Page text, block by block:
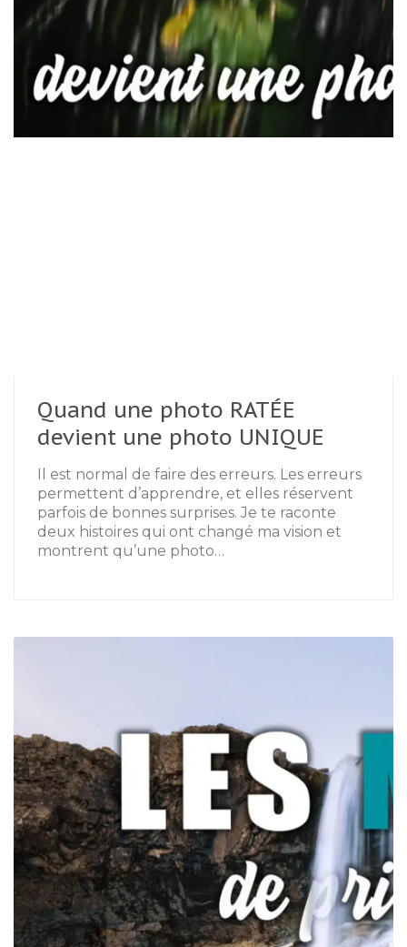
Quand une photo RATÉE
devient une photo UNIQUE
Il est normal de faire des erreurs. Les erreurs
permettent d’apprendre, et elles réservent
parfois de bonnes surprises. Je te raconte
deux histoires qui ont changé ma vision et
montrent qu’une photo…